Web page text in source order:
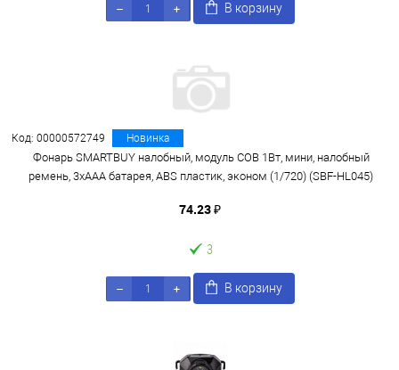
В корзину
Код: 00000572749 Новинка
Фонарь SMARTBUY налобный, модуль COB 1Вт, мини, налобный
ремень, 3xAAA батарея, ABS пластик, эконом (1/720) (SBF-HL045)
74.23 ₽
3
В корзину